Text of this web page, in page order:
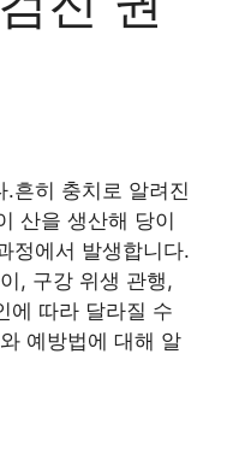
흔히 충치로 알려진
산을 생산해 당이
정에서 발생합니다.
, 구강 위생 관행,
에 따라 달라질 수
예방법에 대해 알